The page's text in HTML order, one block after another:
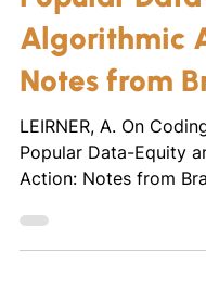
On Coding
Popular
Algorithmic
Notes from
LEIRNER, A. On
Popular Data-Equity